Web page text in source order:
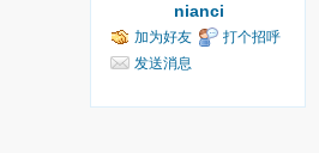
nianci
加为好友
打个招呼
发送消息